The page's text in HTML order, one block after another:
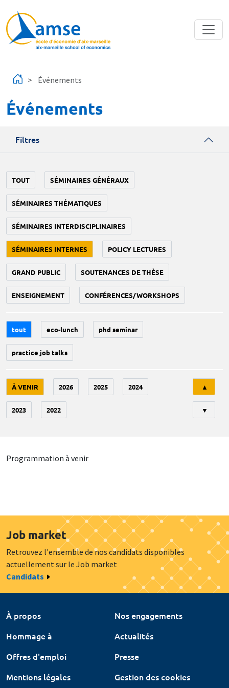
Événements
Événements
Filtres
TOUT SÉMINAIRES GÉNÉRAUX
SÉMINAIRES THÉMATIQUES
SÉMINAIRES INTERDISCIPLINAIRES
SÉMINAIRES INTERNES POLICY LECTURES
GRAND PUBLIC SOUTENANCES DE THÈSE
ENSEIGNEMENT CONFÉRENCES/WORKSHOPS
tout eco-lunch phd seminar
practice job talks
À VENIR 2026 2025 2024
2023 2022
▲
▼
Programmation à venir
Job market
Retrouvez l'ensemble de nos candidats disponibles
actuellement sur le Job market
Candidats
À propos
Nos engagements
Hommage à
Actualités
Offres d'emploi
Presse
Mentions légales
Gestion des cookies